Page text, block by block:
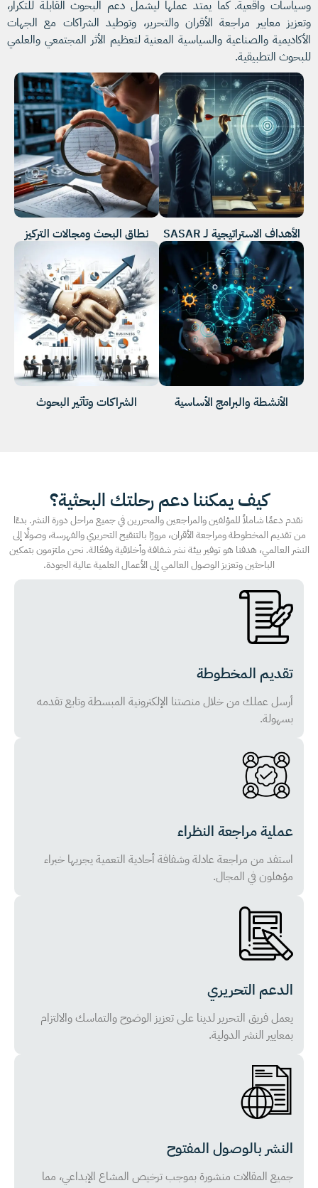
وسياسات واقعية. كما يمتد عملها ليشمل دعم البحوث القابلة للتكرار،
وتعزيز معايير مراجعة الأقران والتحرير، وتوطيد الشراكات مع الجهات
الأكاديمية والصناعية والسياسية المعنية لتعظيم الأثر المجتمعي والعلمي
للبحوث التطبيقية.
الأهداف الاستراتيجية لـ SASAR نطاق البحث ومجالات التركيز
الأنشطة والبرامج الأساسية الشراكات وتأثير البحوث
كيف يمكننا دعم رحلتك البحثية؟
نقدم دعمًا شاملاً للمؤلفين والمراجعين والمحررين في جميع مراحل دورة النشر. بدءًا
من تقديم المخطوطة ومراجعة الأقران، مرورًا بالتنقيح التحريري والفهرسة، وصولًا إلى
النشر العالمي، هدفنا هو توفير بيئة نشر شفافة وأخلاقية وفعّالة. نحن ملتزمون بتمكين
الباحثين وتعزيز الوصول العالمي إلى الأعمال العلمية عالية الجودة.
تقديم المخطوطة
أرسل عملك من خلال منصتنا الإلكترونية المبسطة وتابع تقدمه
بسهولة.
عملية مراجعة النظراء
استفد من مراجعة عادلة وشفافة أحادية التعمية يجريها خبراء
مؤهلون في المجال.
الدعم التحريري
يعمل فريق التحرير لدينا على تعزيز الوضوح والتماسك والالتزام
بمعايير النشر الدولية.
النشر بالوصول المفتوح
جميع المقالات منشورة بموجب ترخيص المشاع الإبداعي، مما